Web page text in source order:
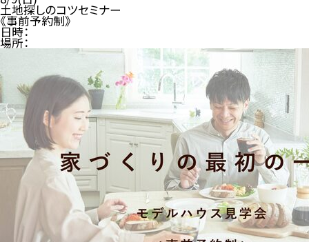
土地探しのコツセミナー
《事前予約制》
日時：
場所：